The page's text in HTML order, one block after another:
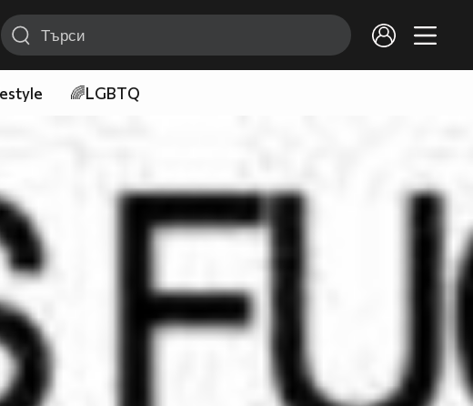
🌈LGBTQ